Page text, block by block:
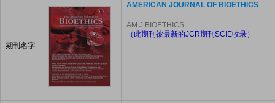
期刊名字
AMERICAN JOURNAL OF BIOETHICS
AM J BIOETHICS
（此期刊被最新的JCR期刊SCIE收录）